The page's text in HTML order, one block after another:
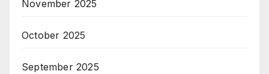
November 2025
October 2025
September 2025